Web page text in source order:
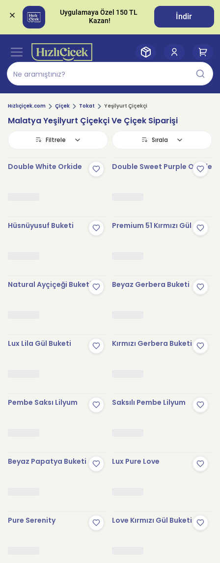
Uygulamaya Özel 150 TL
İndir
Hızlıçiçek.com Çiçek Tokat Yeşilyurt Çiçekçi
Malatya Yeşilyurt Çiçekçi Ve Çiçek Siparişi
Filtrele Sırala
Double White Orkide Double Sweet Purple Orkide
Hüsnüyusuf Buketi Premium 51 Kırmızı Gül
Natural Ayçiçeği Buketi Beyaz Gerbera Buketi
Lux Lila Gül Buketi Kırmızı Gerbera Buketi
Pembe Saksı Lilyum Saksılı Pembe Lilyum
Beyaz Papatya Buketi Lux Pure Love
Pure Serenity Love Kırmızı Gül Buketi